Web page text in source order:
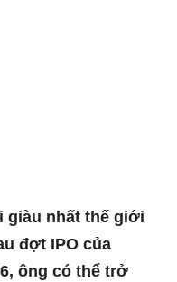
giàu nhất thế giới
đợt IPO của
ông có thể trở